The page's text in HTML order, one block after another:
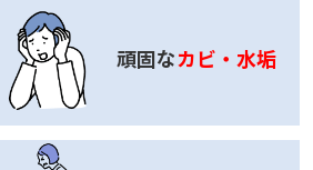
頑固なカビ・水垢